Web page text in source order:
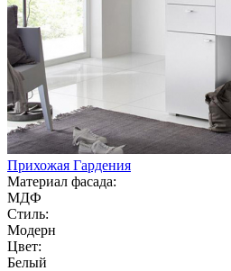
Прихожая Гардения
Материал фасада:
МДФ
Стиль:
Модерн
Цвет:
Белый